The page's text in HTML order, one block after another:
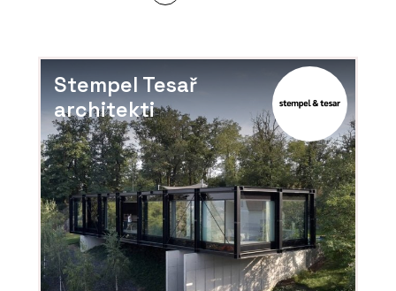
Stempel Tesař
architekti